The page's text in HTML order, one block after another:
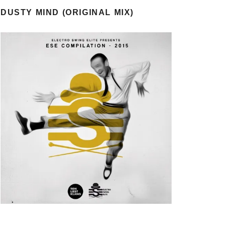
DUSTY MIND (ORIGINAL MIX)